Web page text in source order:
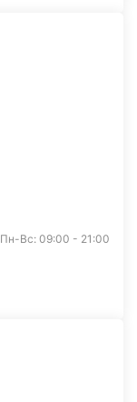
Пн-Вс: 09:00 - 21:00